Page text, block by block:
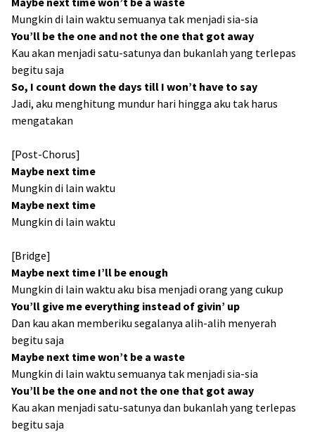
Mungkin di lain waktu semuanya tak menjadi sia-sia
You’ll be the one and not the onе that got away
Kau akan menjadi satu-satunya dan bukanlah yang terlepas
begitu saja
So, I count down the days till I won’t have to say
Jadi, aku menghitung mundur hari hingga aku tak harus
mengatakan
[Post-Chorus]
Maybe nеxt time
Mungkin di lain waktu
Maybe next time
Mungkin di lain waktu
[Bridge]
Maybe next time I’ll be enough
Mungkin di lain waktu aku bisa menjadi orang yang cukup
You’ll give me everything instead of givin’ up
Dan kau akan memberiku segalanya alih-alih menyerah
begitu saja
Maybe next time won’t be a waste
Mungkin di lain waktu semuanya tak menjadi sia-sia
You’ll be the one and not the onе that got away
Kau akan menjadi satu-satunya dan bukanlah yang terlepas
begitu saja